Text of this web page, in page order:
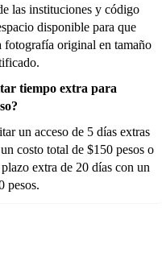
las instituciones y código
disponible para que
fotografía original en tamaño
tiempo extra para
un acceso de 5 días extras
costo total de $150 pesos o
extra de 20 días con un
pesos.